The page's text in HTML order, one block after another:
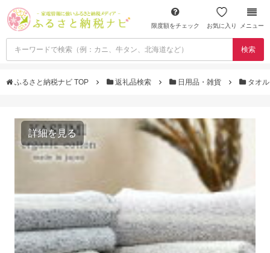
限度額をチェック お気に入り メニュー
検索
ふるさと納税ナビ TOP 返礼品検索 日用品・雑貨 タオ
詳細を見る